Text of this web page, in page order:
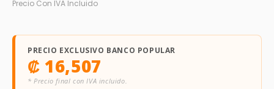
PRECIO EXCLUSIVO BANCO POPULAR
₡ 16,507
* Precio final con IVA incluido.